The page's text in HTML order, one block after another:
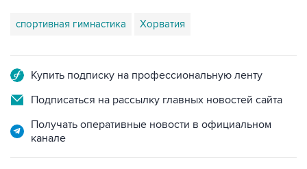
спортивная гимнастика Хорватия
Купить подписку на профессиональную ленту
Подписаться на рассылку главных новостей сайта
Получать оперативные новости в официальном
канале